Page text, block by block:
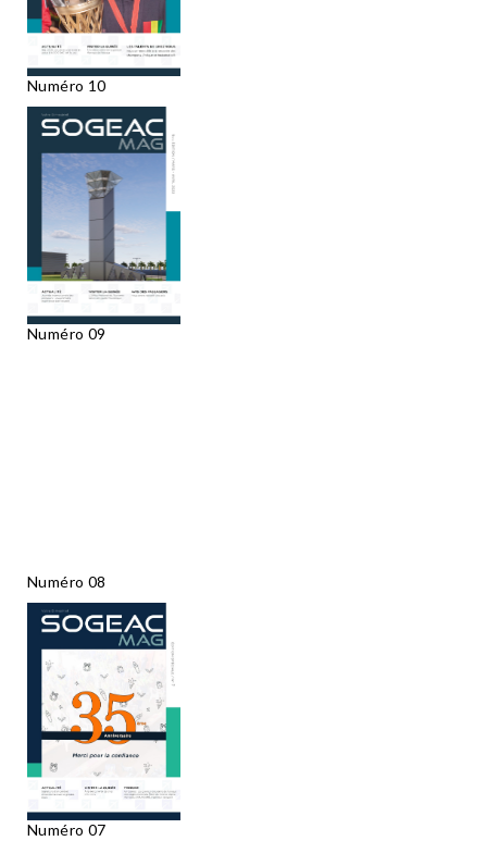
Numéro 10
Numéro 09
Numéro 08
Numéro 07